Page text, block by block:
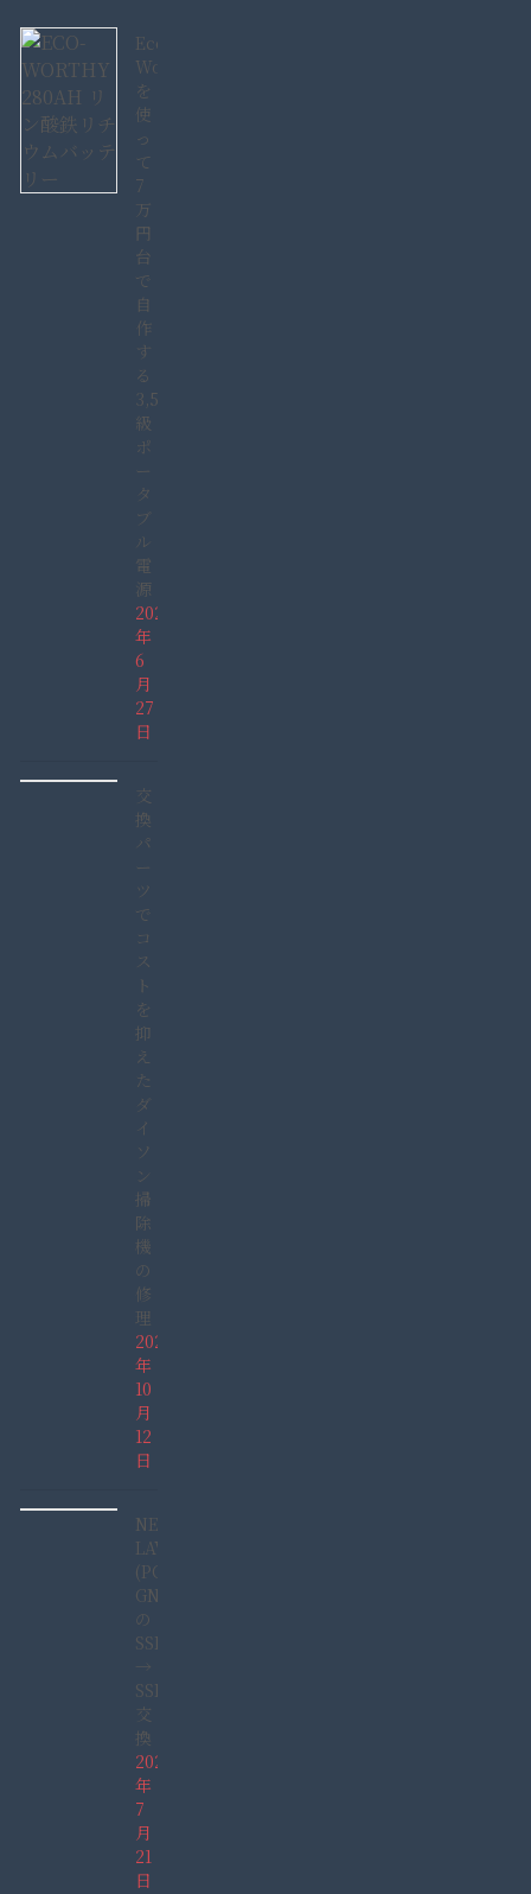
Eco-
Worthy280AH
を
使
っ
て
7
万
円
台
で
自
作
す
る
3,584Wh
級
ポ
ー
タ
ブ
ル
電
源
2026
年
6
月
27
日
交
換
パ
ー
ツ
で
コ
ス
ト
を
抑
え
た
ダ
イ
ソ
ン
掃
除
機
の
修
理
2025
年
10
月
12
日
NEC
LAVIE
(PC-
GN165GDAD)
の
SSHD
→
SSD
交
換
2022
年
7
月
21
日